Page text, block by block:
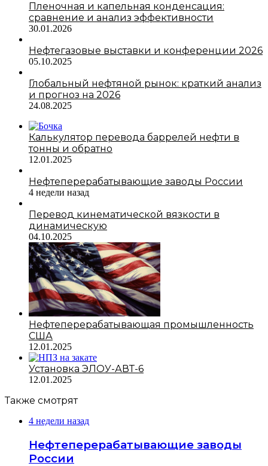
Пленочная и капельная конденсация:
сравнение и анализ эффективности
30.01.2026
Нефтегазовые выставки и конференции 2026
05.10.2025
Глобальный нефтяной рынок: краткий анализ
и прогноз на 2026
24.08.2025
Калькулятор перевода баррелей нефти в
тонны и обратно
12.01.2025
Нефтеперерабатывающие заводы России
4 недели назад
Перевод кинематической вязкости в
динамическую
04.10.2025
Нефтеперерабатывающая промышленность
США
12.01.2025
Установка ЭЛОУ-АВТ-6
12.01.2025
Также смотрят
4 недели назад
Нефтеперерабатывающие заводы
России